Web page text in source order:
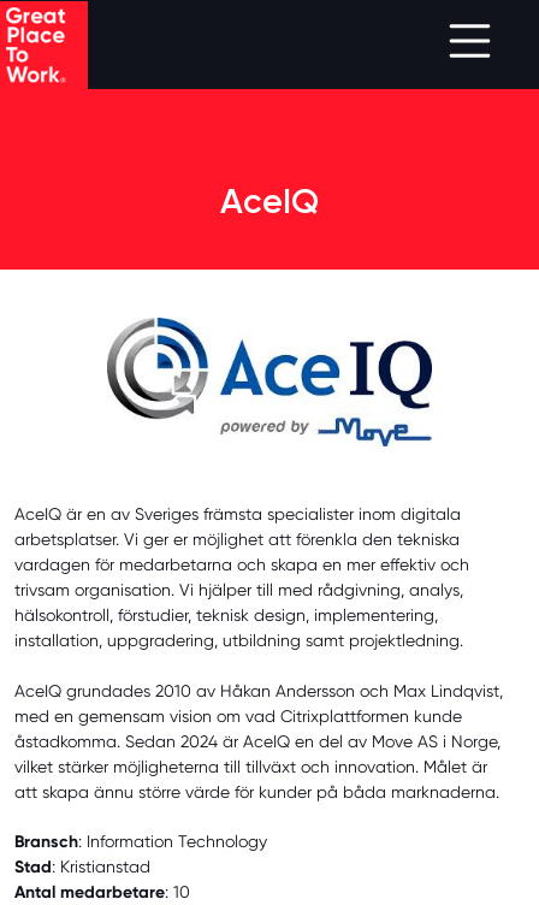
Skip to main content
AceIQ
AceIQ är en av Sveriges främsta specialister inom digitala
arbetsplatser. Vi ger er möjlighet att förenkla den tekniska
vardagen för medarbetarna och skapa en mer effektiv och
trivsam organisation. Vi hjälper till med rådgivning, analys,
hälsokontroll, förstudier, teknisk design, implementering,
installation, uppgradering, utbildning samt projektledning.
AceIQ grundades 2010 av Håkan Andersson och Max Lindqvist,
med en gemensam vision om vad Citrixplattformen kunde
åstadkomma. Sedan 2024 är AceIQ en del av Move AS i Norge,
vilket stärker möjligheterna till tillväxt och innovation. Målet är
att skapa ännu större värde för kunder på båda marknaderna.
Bransch: Information Technology
Stad: Kristianstad
Antal medarbetare: 10